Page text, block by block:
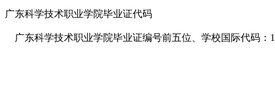
广东科学技术职业学院毕业证代码
广东科学技术职业学院毕业证编号前五位、学校国际代码：